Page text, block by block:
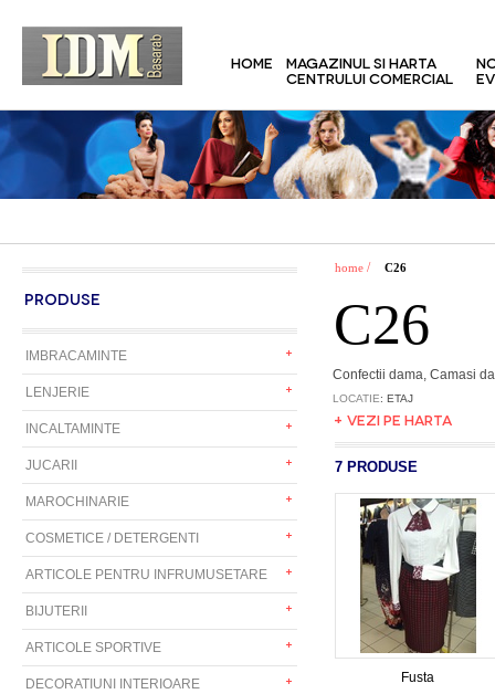
HOME
MAGAZINUL SI HARTA
CENTRULUI COMERCIAL
PRODUSE
IMBRACAMINTE
LENJERIE
INCALTAMINTE
JUCARII
MAROCHINARIE
COSMETICE / DETERGENTI
ARTICOLE PENTRU INFRUMUSETARE
BIJUTERII
ARTICOLE SPORTIVE
DECORATIUNI INTERIOARE
home / C26
C26
Confectii dama, Camasi
LOCATIE: ETAJ
+ VEZI PE HARTA
7 PRODUSE
Fusta